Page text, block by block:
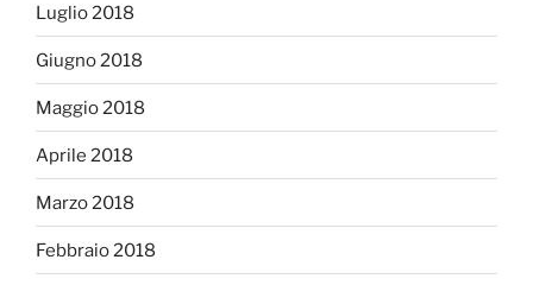
Luglio 2018
Giugno 2018
Maggio 2018
Aprile 2018
Marzo 2018
Febbraio 2018